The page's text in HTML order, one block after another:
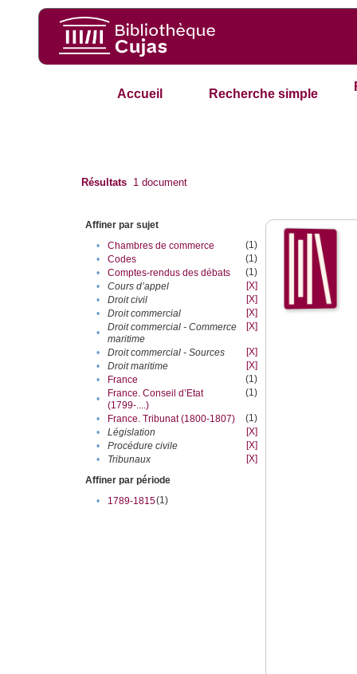
Accueil Recherche simple
Résultats 1 document
Affiner par sujet
•
Chambres de commerce
(1)
•
Codes
(1)
•
Comptes-rendus des débats
(1)
•
Cours d’appel
[X]
•
Droit civil
[X]
•
Droit commercial
[X]
•
Droit commercial - Commerce
maritime
[X]
• Droit commercial - Sources
[X]
•
Droit maritime
[X]
•
France
(1)
•
France. Conseil d’Etat
(1799-....)
(1)
• France. Tribunat (1800-1807)
(1)
•
Législation
[X]
•
Procédure civile
[X]
•
Tribunaux
[X]
Affiner par période
•
1789-1815(1)